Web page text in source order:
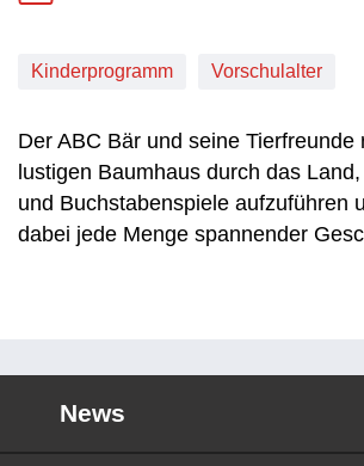
Kinderprogramm Vorschulalter
Der ABC Bär und seine Tierfreunde
lustigen Baumhaus durch das
und Buchstabenspiele aufzuführen
dabei jede Menge spannender
News